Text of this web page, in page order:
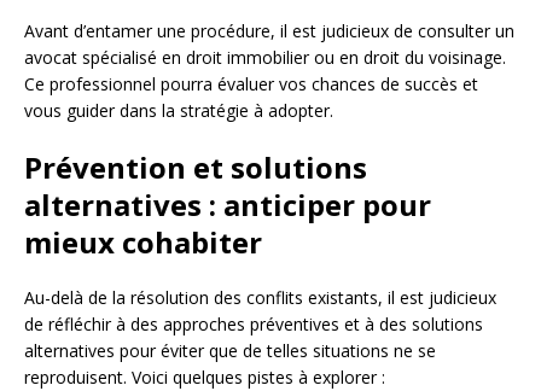
Avant d’entamer une procédure, il est judicieux de consulter un
avocat spécialisé en droit immobilier ou en droit du voisinage.
Ce professionnel pourra évaluer vos chances de succès et
vous guider dans la stratégie à adopter.
Prévention et solutions
alternatives : anticiper pour
mieux cohabiter
Au-delà de la résolution des conflits existants, il est judicieux
de réfléchir à des approches préventives et à des solutions
alternatives pour éviter que de telles situations ne se
reproduisent. Voici quelques pistes à explorer :